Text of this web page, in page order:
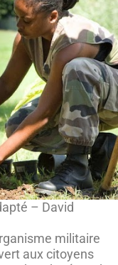
– David
militaire
aux citoyens